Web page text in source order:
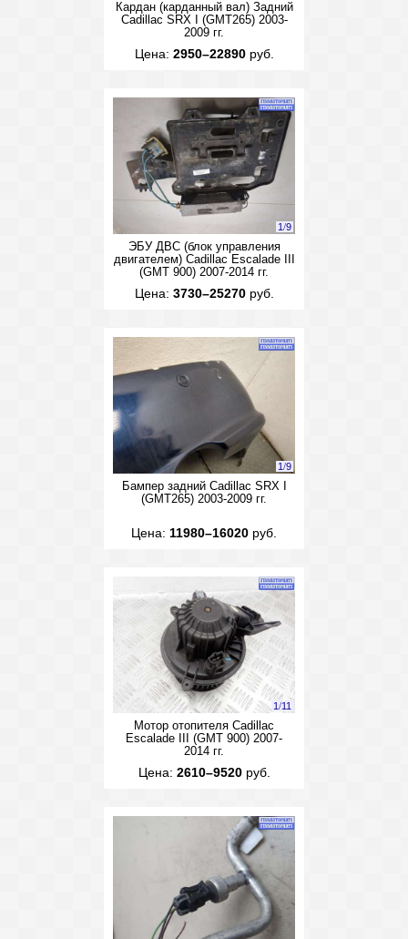
Кардан (карданный вал) Задний
Cadillac SRX I (GMT265) 2003-
2009 гг.
Цена: 2950–22890руб.
1/9
ЭБУ ДВС (блок управления
двигателем) Cadillac Escalade III
(GMT 900) 2007-2014 гг.
Цена: 3730–25270руб.
1/9
Бампер задний Cadillac SRX I
(GMT265) 2003-2009 гг.
Цена: 11980–16020 руб.
1/11
Мотор отопителя Cadillac
Escalade III (GMT 900) 2007-
2014 гг.
Цена: 2610–9520руб.